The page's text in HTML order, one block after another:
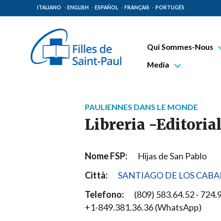
ITALIANO ENGLISH ESPAÑOL FRANÇAIS PORTUGÊS
Qui Sommes-Nous
Bienheureux Jacques
Mission Paulinienne
Gouvernement General
Famille Paulinienne
Media
PAULIENNES DANS LE MONDE
Libreria -
Nome FSP:
Hijas de San Pablo
Città:
SANTIAGO DE LOS
Telefono:
(809) 583.64.52 -
+1-849.381.36.36 (WhatsApp)